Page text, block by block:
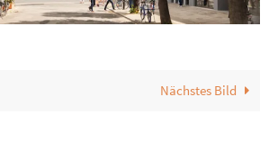
Nächstes Bild